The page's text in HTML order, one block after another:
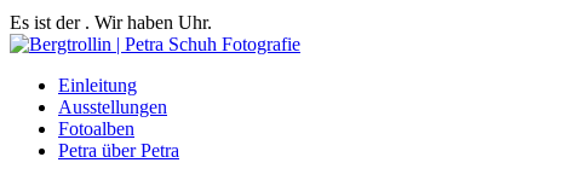
Es ist der . Wir haben Uhr.
Einleitung
Ausstellungen
Fotoalben
Petra über Petra